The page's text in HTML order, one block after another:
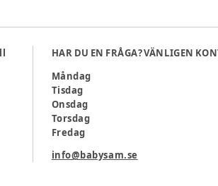
HAR DU EN FRÅGA? VÄNLIGEN
Måndag
Tisdag
Onsdag
Torsdag
Fredag
info@babysam.se